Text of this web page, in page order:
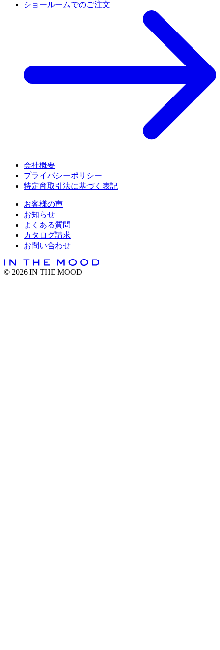
ショールームでのご注文
会社概要
プライバシーポリシー
特定商取引法に基づく表記
お客様の声
お知らせ
よくある質問
カタログ請求
お問い合わせ
© 2026 IN THE MOOD